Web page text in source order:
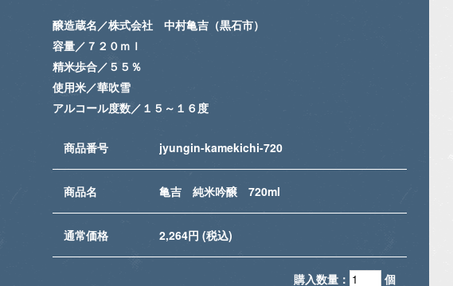
醸造蔵名／株式会社 中村亀吉（黒石市）
容量／７２０ｍｌ
精米歩合／５５％
使用米／華吹雪
アルコール度数／１５～１６度
商品番号 jyungin-kamekichi-720
商品名 亀吉 純米吟醸 720ml
通常価格 2,264円 (税込)
購入数量： 個